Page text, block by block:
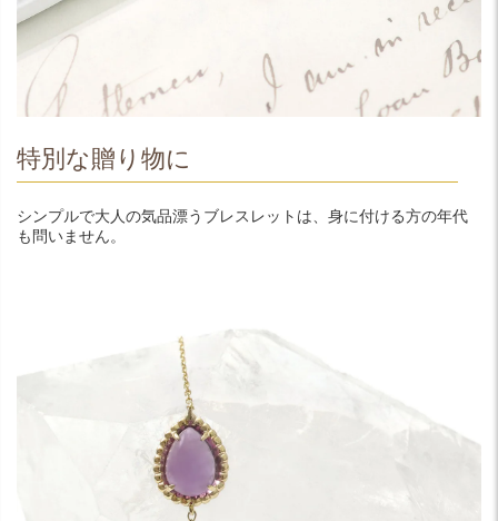
特別な贈り物に
シンプルで大人の気品漂うブレスレットは、身に付ける方の年代
も問いません。